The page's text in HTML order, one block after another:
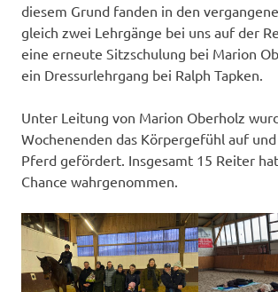
diesem Grund fanden in den
gleich zwei Lehrgänge bei uns auf der
eine erneute Sitzschulung bei Marion
ein Dressurlehrgang bei Ralph Tapken.
Unter Leitung von Marion Oberholz
Wochenenden das Körpergefühl auf
Pferd gefördert. Insgesamt 15 Reiter
Chance wahrgenommen.